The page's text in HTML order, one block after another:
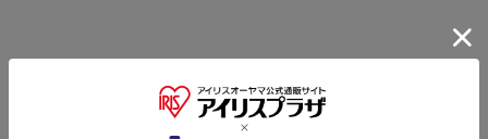
▼ 食品・飲料おすすめ ▼